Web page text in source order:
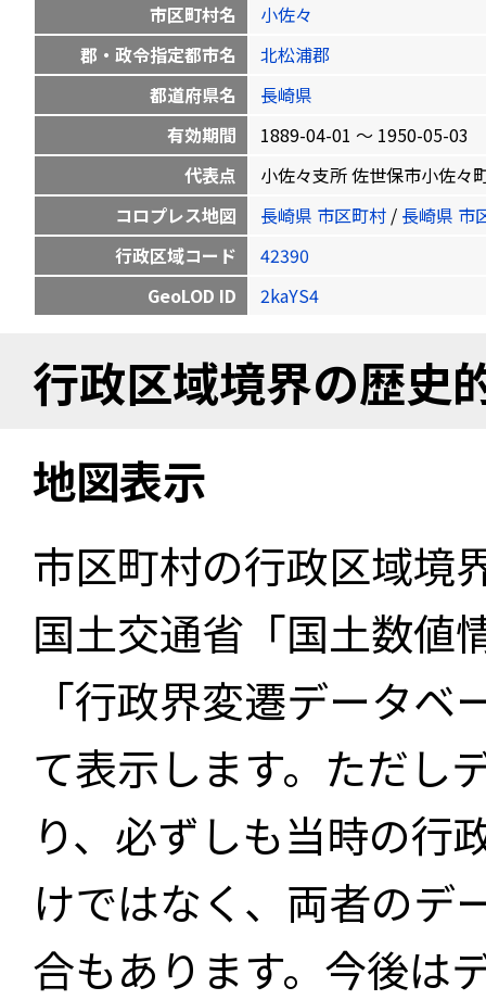
市区町村名
小佐々
郡・政令指定都市名
北松浦郡
都道府県名
長崎県
有効期間
1889-04-01 〜 1950-05-03
代表点
小佐々支所 佐世保市小佐々
コロプレス地図
長崎県 市区町村 / 長崎県 市
行政区域コード
42390
GeoLOD ID
2kaYS4
行政区域境界の歴史
地図表示
市区町村の行政区域境
国土交通省「国土数値
「行政界変遷データ
て表示します。ただし
り、必ずしも当時の行
けではなく、両者のデ
合もあります。今後は